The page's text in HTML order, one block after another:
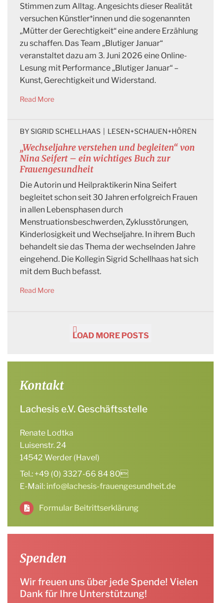
Stimmen zum Alltag. Angesichts dieser Realität
versuchen Künstler*innen und die sogenannten
„Mütter der Gerechtigkeit“ eine andere Erzählung
zu schaffen. Das Team „Blutiger Januar“
veranstaltet dazu am 3. Juni 2026 eine Online-
Lesung mit Performance „Blutiger Januar“ –
Kunst, Gerechtigkeit und Widerstand.
Read More
„Wechseljahre verstehen und begleiten“ von
Nina Seifert – ein wichtiges Buch zur
Frauengesundheit
BY SIGRID SCHELLHAAS LESEN+SCHAUEN+HÖREN
Die Autorin und Heilpraktikerin Nina Seifert
begleitet schon seit 30 Jahren erfolgreich Frauen
in allen Lebensphasen durch
Menstruationsbeschwerden, Zyklusstörungen,
Kinderlosigkeit und Wechseljahre. In ihrem Buch
behandelt sie das Thema der wechselnden Jahre
eingehend. Die Kollegin Sigrid Schellhaas hat sich
mit dem Buch befasst.
Read More
LOAD MORE POSTS
Kontakt
Lachesis e.V. Geschäftsstelle
Renate Lodtka
Luisenstr. 24
14542 Werder (Havel)
Tel.: +49 (0) 3327-66 84 80
E-Mail: info@lachesis-frauengesundheit.de
Formular Beitrittserklärung
Spenden
Wir freuen uns über jede Spende! Vielen
Dank für Ihre Unterstützung!